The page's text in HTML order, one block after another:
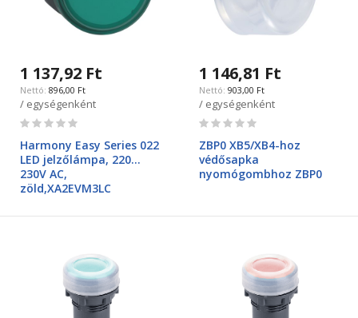
1 137,92 Ft
896,00 Ft
/ egységenként
Rating:
Harmony Easy Series 022
LED jelzőlámpa, 220…
230V AC,
zöld,XA2EVM3LC
1 146,81 Ft
903,00 Ft
/ egységenként
Rating:
ZBP0 XB5/XB4-hoz
védősapka
nyomógombhoz ZBP0